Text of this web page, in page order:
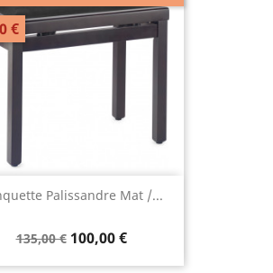
Palissandre Mat /...
135,00 € 100,00 €
€